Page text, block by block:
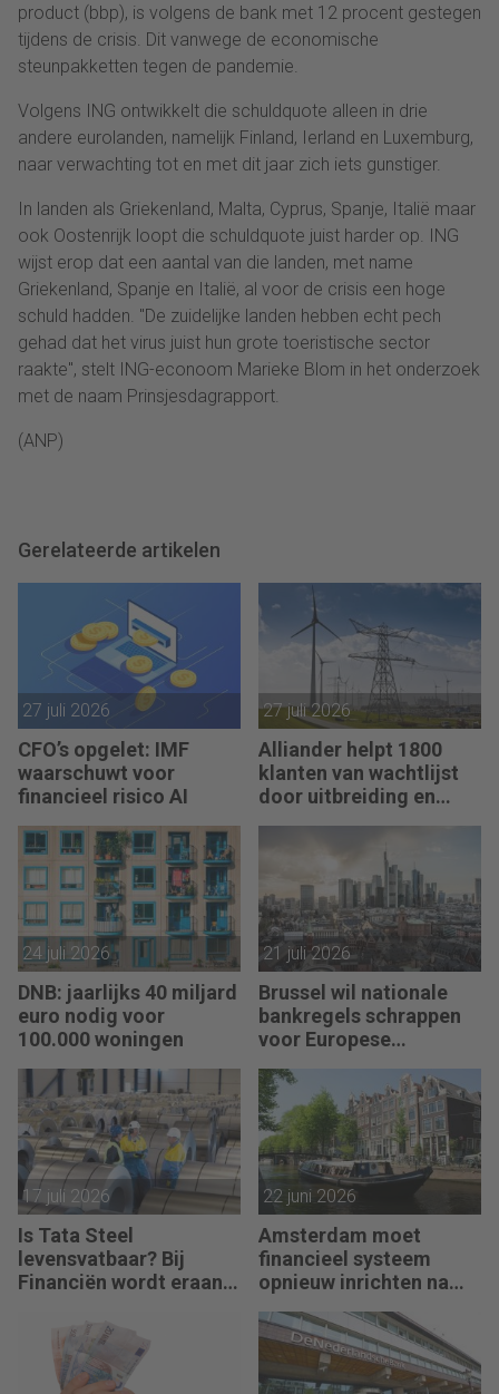
product (bbp), is volgens de bank met 12 procent gestegen
tijdens de crisis. Dit vanwege de economische
steunpakketten tegen de pandemie.
Volgens ING ontwikkelt die schuldquote alleen in drie
andere eurolanden, namelijk Finland, Ierland en Luxemburg,
naar verwachting tot en met dit jaar zich iets gunstiger.
In landen als Griekenland, Malta, Cyprus, Spanje, Italië maar
ook Oostenrijk loopt die schuldquote juist harder op. ING
wijst erop dat een aantal van die landen, met name
Griekenland, Spanje en Italië, al voor de crisis een hoge
schuld hadden. "De zuidelijke landen hebben echt pech
gehad dat het virus juist hun grote toeristische sector
raakte", stelt ING-econoom Marieke Blom in het onderzoek
met de naam Prinsjesdagrapport.
(ANP)
Gerelateerde artikelen
27 juli 2026
CFO’s opgelet: IMF
waarschuwt voor
financieel risico AI
27 juli 2026
Alliander helpt 1800
klanten van wachtlijst
door uitbreiding en
24 juli 2026
DNB: jaarlijks 40 miljard
euro nodig voor
100.000 woningen
21 juli 2026
Brussel wil nationale
bankregels schrappen
voor Europese
17 juli 2026
Is Tata Steel
levensvatbaar? Bij
Financiën wordt eraan
22 juni 2026
Amsterdam moet
financieel systeem
opnieuw inrichten na